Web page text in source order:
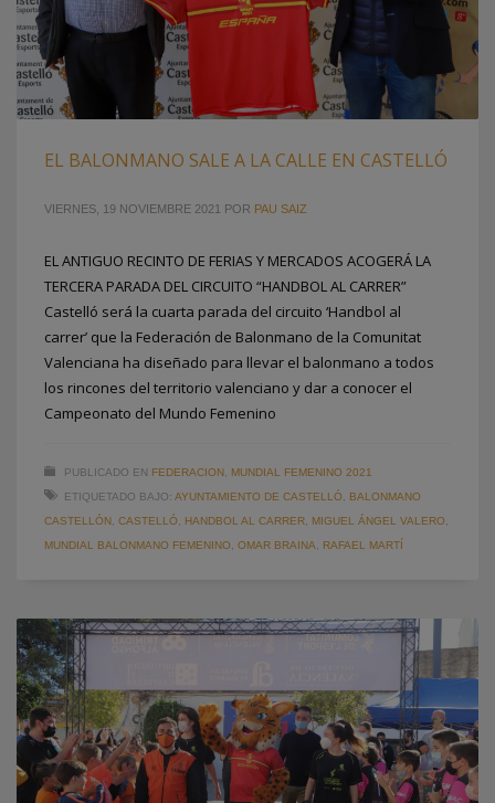
EL BALONMANO SALE A LA CALLE EN CASTELLÓ
VIERNES, 19 NOVIEMBRE 2021 POR PAU SAIZ
EL ANTIGUO RECINTO DE FERIAS Y MERCADOS ACOGERÁ LA
TERCERA PARADA DEL CIRCUITO “HANDBOL AL CARRER”
Castelló será la cuarta parada del circuito ‘Handbol al
carrer’ que la Federación de Balonmano de la Comunitat
Valenciana ha diseñado para llevar el balonmano a todos
los rincones del territorio valenciano y dar a conocer el
Campeonato del Mundo Femenino
PUBLICADO EN FEDERACION
MUNDIAL FEMENINO 2021
ETIQUETADO BAJO: AYUNTAMIENTO DE CASTELLÓ
BALONMANO
CASTELLÓN CASTELLÓ HANDBOL AL CARRER MIGUEL ÁNGEL VALERO
MUNDIAL BALONMANO FEMENINO OMAR BRAINA RAFAEL MARTÍ